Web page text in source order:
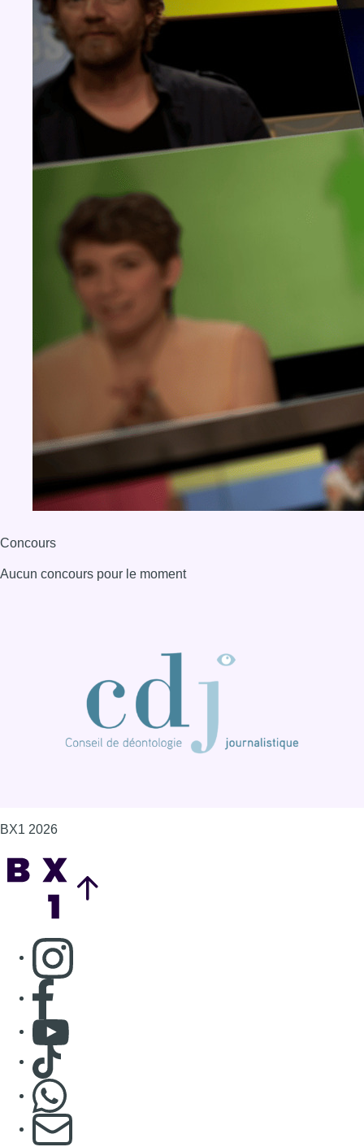
Aucun concours pour le moment
Consulter page Instagram
S'abonner à notre newsletter
Connaître BX1
Publicité
Offres d'emploi
Contact
Mentions légales
Politique de cookies (UE)
Gérer les cookies